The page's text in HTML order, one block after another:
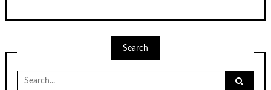
Search
Search
for: